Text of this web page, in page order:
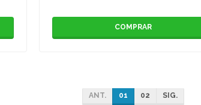
COMPRAR
ANT. 01 02 SIG.